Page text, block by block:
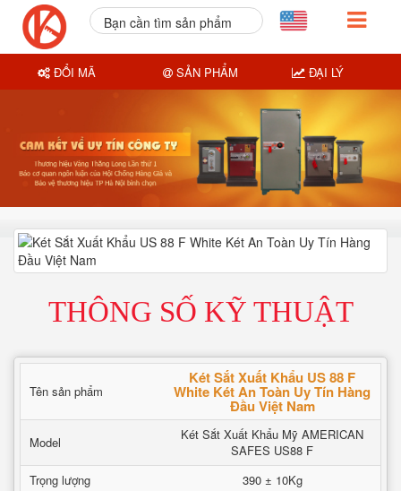
THÔNG SỐ KỸ THUẬT
Tên sản phẩm
Két Sắt Xuất Khẩu US 88 F
White Két An Toàn Uy Tín Hàng
Đầu Việt Nam
Model
Két Sắt Xuất Khẩu Mỹ AMERICAN
SAFES US88 F
Trọng lượng
390 ± 10Kg
Bạn cần tìm sản phẩm
ĐỔI MÃ SẢN PHẨM ĐẠI LÝ